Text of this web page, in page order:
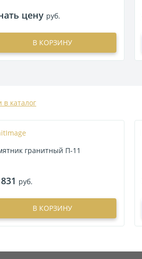
цену руб.
В КОРЗИНУ
в каталог
гранитный П-11
руб.
В КОРЗИНУ